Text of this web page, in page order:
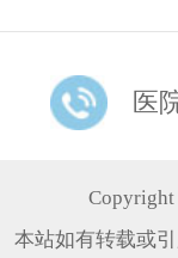
医
本站如有转载或